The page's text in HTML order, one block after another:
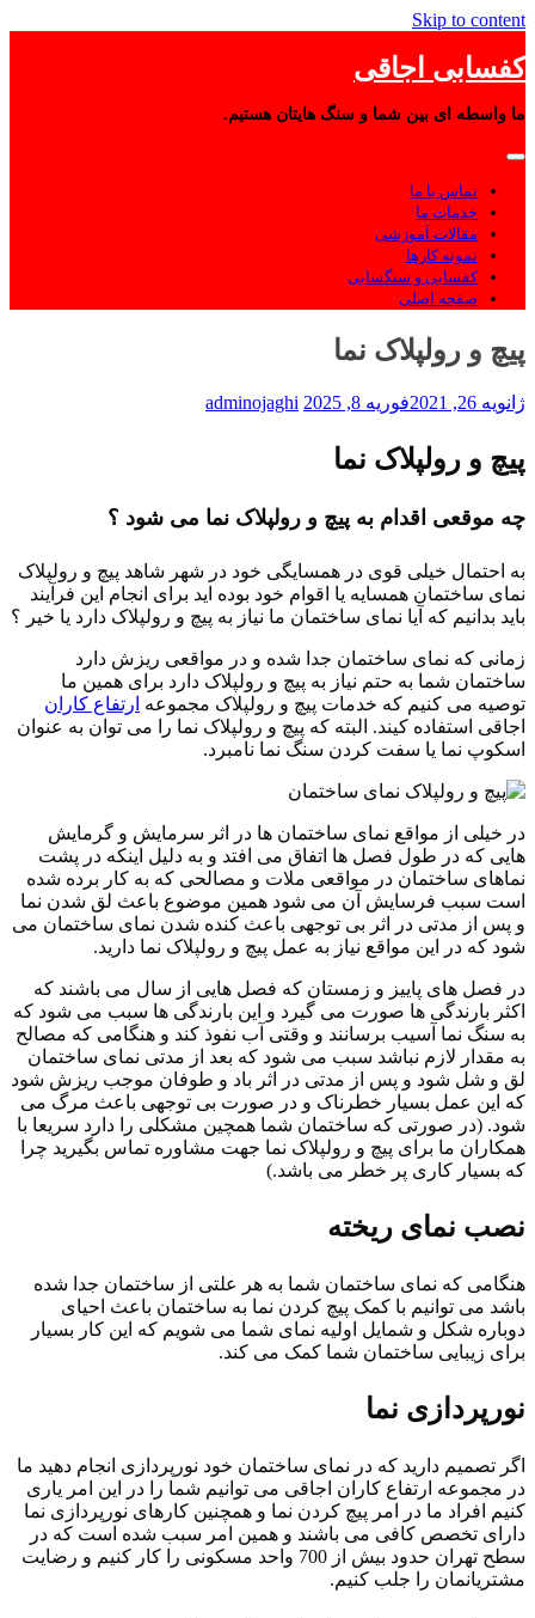
Skip to content
کفسابی اجاقی
ما واسطه ای بین شما و سنگ هایتان هستیم.
تماس با ما
خدمات ما
مقالات آموزشی
نمونه کارها
کفسابی و سنگسابی
صفحه اصلی
پیچ و رولپلاک نما
ژانویه 26, 2021 فوریه 8, 2025 adminojaghi
پیچ و رولپلاک نما
چه موقعی اقدام به پیچ و رولپلاک نما می شود ؟
به احتمال خیلی قوی در همسایگی خود در شهر شاهد پیچ و رولپلاک
نمای ساختمان همسایه یا اقوام خود بوده اید برای انجام این فرآیند
باید بدانیم که آیا نمای ساختمان ما نیاز به پیچ و رولپلاک دارد یا خیر ؟
زمانی که نمای ساختمان جدا شده و در مواقعی ریزش دارد
ساختمان شما به حتم نیاز به پیچ و رولپلاک دارد برای همین ما
توصیه می کنیم که خدمات پیچ و رولپلاک مجموعه ارتفاع کاران
اجاقی استفاده کیند. البته که پیچ و رولپلاک نما را می توان به عنوان
اسکوپ نما یا سفت کردن سنگ نما نامبرد.
در خیلی از مواقع نمای ساختمان ها در اثر سرمایش و گرمایش
هایی که در طول فصل ها اتفاق می افتد و به دلیل اینکه در پشت
نماهای ساختمان در مواقعی ملات و مصالحی که به کار برده شده
است سبب فرسایش آن می شود همین موضوع باعث لق شدن نما
و پس از مدتی در اثر بی توجهی باعث کنده شدن نمای ساختمان می
شود که در این مواقع نیاز به عمل پیچ و رولپلاک نما دارید.
در فصل های پاییز و زمستان که فصل هایی از سال می باشند که
اکثر بارندگی ها صورت می گیرد و این بارندگی ها سبب می شود که
به سنگ نما آسیب برسانند و وقتی آب نفوذ کند و هنگامی که مصالح
به مقدار لازم نباشد سبب می شود که بعد از مدتی نمای ساختمان
لق و شل شود و پس از مدتی در اثر باد و طوفان موجب ریزش شود
که این عمل بسیار خطرناک و در صورت بی توجهی باعث مرگ می
شود. (در صورتی که ساختمان شما همچین مشکلی را دارد سریعا با
همکاران ما برای پیچ و رولپلاک نما جهت مشاوره تماس بگیرید چرا
که بسیار کاری پر خطر می باشد.)
نصب نمای ریخته
هنگامی که نمای ساختمان شما به هر علتی از ساختمان جدا شده
باشد می توانیم با کمک پیچ کردن نما به ساختمان باعث احیای
دوباره شکل و شمایل اولیه نمای شما می شویم که این کار بسیار
برای زیبایی ساختمان شما کمک می کند.
نورپردازی نما
اگر تصمیم دارید که در نمای ساختمان خود نورپردازی انجام دهید ما
در مجموعه ارتفاع کاران اجاقی می توانیم شما را در این امر یاری
کنیم افراد ما در امر پیچ کردن نما و همچنین کارهای نورپردازی نما
دارای تخصص کافی می باشند و همین امر سبب شده است که در
سطح تهران حدود بیش از 700 واحد مسکونی را کار کنیم و رضایت
مشتریانمان را جلب کنیم.